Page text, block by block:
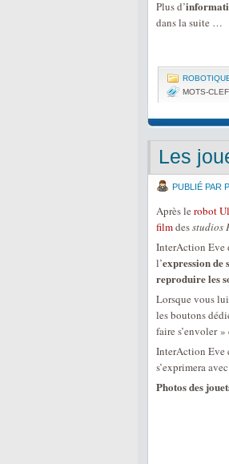
Plus d’
dans la suite …
MOTS-
Les
PUBLIÉ PAR
Après le robot
filmdesstudios
InterAction Eve
l’expression de
reproduire les
Lorsque vous
les boutons
faire s’envoler
InterAction Eve
s’exprimera
Photos des